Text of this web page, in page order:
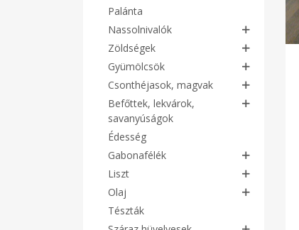
Palánta
Nassolnivalók
Zöldségek
Gyümölcsök
Csonthéjasok, magvak
Befőttek, lekvárok,
savanyúságok
Édesség
Gabonafélék
Liszt
Olaj
Tészták